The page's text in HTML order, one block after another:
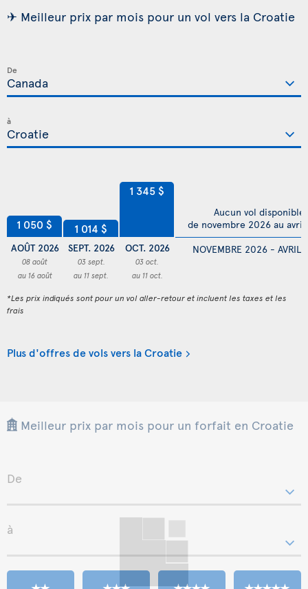
✈ Meilleur prix par mois pour un vol vers la Croatie
De
à
1 050 $
AOÛT 2026
08 août
au 16 août
1 014 $
SEPT. 2026
03 sept.
au 11 sept.
1 345 $
OCT. 2026
03 oct.
au 11 oct.
NOVEMBRE 2026 - AVRIL
Aucun vol disponible
de novembre 2026 au avril
*Les prix indiqués sont pour un vol aller-retour et incluent les taxes et les
frais
Plus d'offres de vols vers la Croatie
Meilleur prix par mois pour un forfait en Croatie
De
à